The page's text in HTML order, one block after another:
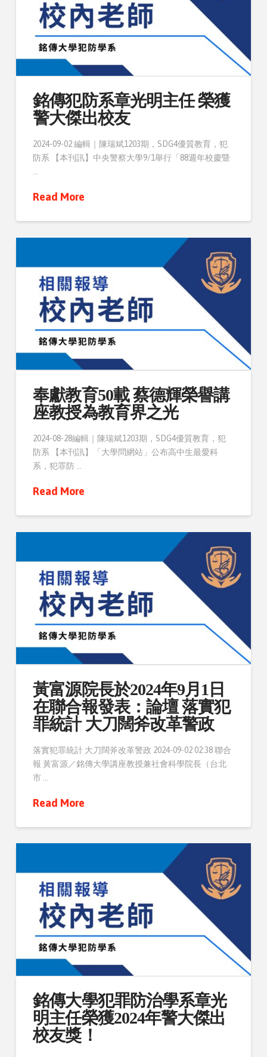
銘傳犯防系章光明主任 榮獲
警大傑出校友
2024-09-02 編輯｜陳瑞斌1203期，SDG4優質教育，犯
防系 【本刊訊】中央警察大學9/1舉行「88週年校慶暨
Read More
奉獻教育50載 蔡德輝榮譽講
座教授為教育界之光
2024-08-28編輯｜陳瑞斌1203期，SDG4優質教育，犯
防系 【本刊訊】「大學問網站」公布高中生最愛科
系，犯罪防 …
Read More
黃富源院長於2024年9月1日
在聯合報發表：論壇 落實犯
罪統計 大刀闊斧改革警政
落實犯罪統計 大刀闊斧改革警政 2024-09-02 02:38 聯合
報 黃富源／銘傳大學講座教授兼社會科學院長（台北
市 …
Read More
銘傳大學犯罪防治學系章光
明主任榮獲2024年警大傑出
校友獎！